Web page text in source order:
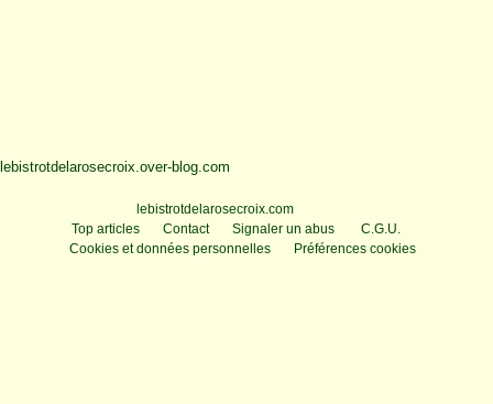
lebistrotdelarosecroix.over-blog.com
lebistrotdelarosecroix.com
Top articles
Contact Signaler un abus
C.G.U.
Cookies et données personnelles
Préférences cookies